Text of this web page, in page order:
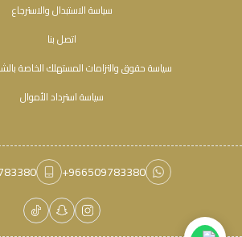
سياسة الاستبدال والاسترجاع
اتصل بنا
سياسة حقوق والتزامات المستهلك الخاصة
سياسة استرداد الأموال
+966509783380